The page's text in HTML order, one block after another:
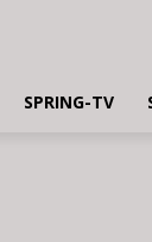
SPRING-TV